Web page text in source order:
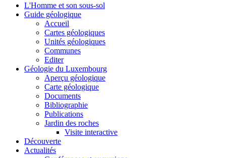
L'Homme et son sous-sol
Guide géologique
Accueil
Cartes géologiques
Unités géologiques
Communes
Editer
Géologie du Luxembourg
Aperçu géologique
Carte géologique
Documents
Bibliographie
Publications
Jardin des roches
Visite interactive
Découverte
Actualités